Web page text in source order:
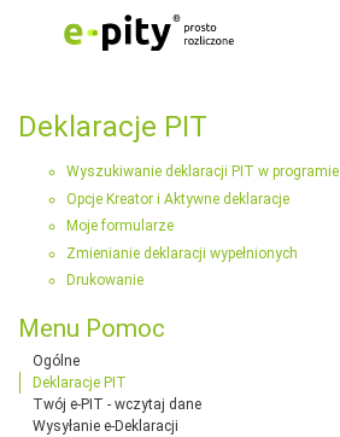
Menu Pomoc
Ogólne
Deklaracje PIT
Twój e-PIT - wczytaj dane
Wysyłanie e-Deklaracji
Deklaracje PIT
Wyszukiwanie deklaracji PIT w programie
Opcje Kreator i Aktywne deklaracje
Moje formularze
Zmienianie deklaracji wypełnionych
Drukowanie